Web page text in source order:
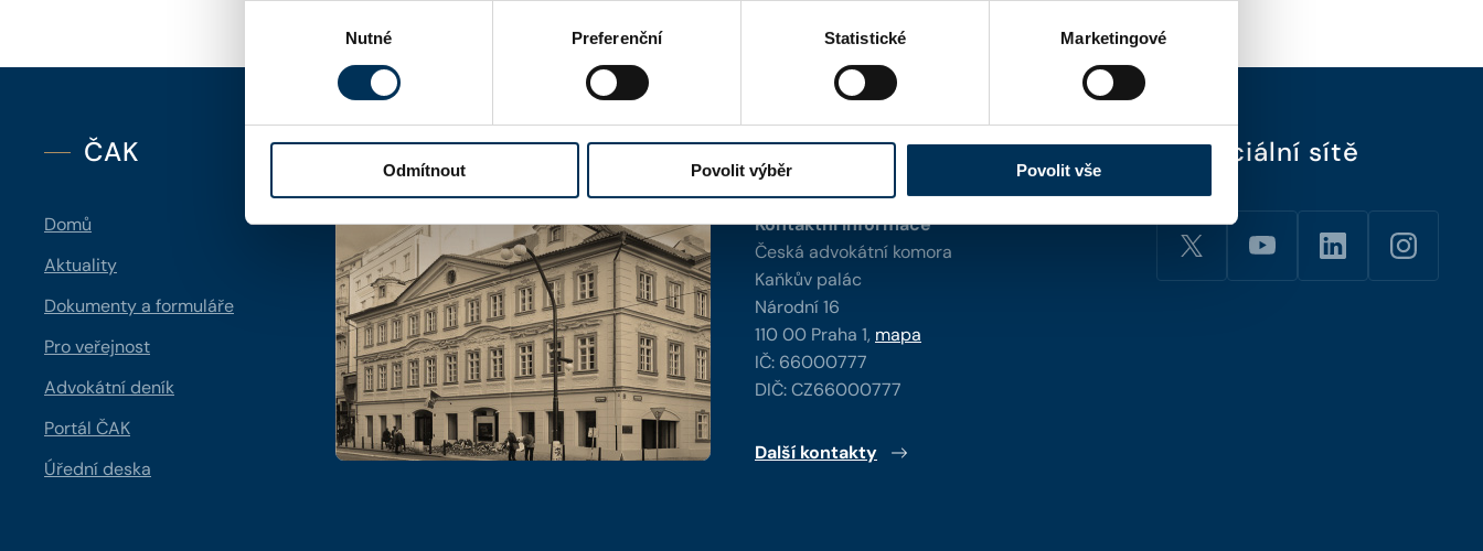
Nutné Preferenční Statistické Marketingové
Odmítnout Povolit výběr Povolit vše
ČAK
Domů
Aktuality
Dokumenty a formuláře
Pro veřejnost
Advokátní deník
Portál ČAK
Úřední deska
Kontakty
Kontaktní informace
Česká advokátní komora
Kaňkův palác
Národní 16
110 00 Praha 1, mapa
IČ: 66000777
DIČ: CZ66000777
Další kontakty
Sociální sítě